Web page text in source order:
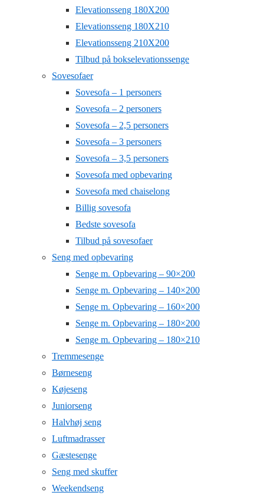
Elevationsseng 180X200
Elevationsseng 180X210
Elevationsseng 210X200
Tilbud på bokselevationssenge
Sovesofaer
Sovesofa – 1 personers
Sovesofa – 2 personers
Sovesofa – 2,5 personers
Sovesofa – 3 personers
Sovesofa – 3,5 personers
Sovesofa med opbevaring
Sovesofa med chaiselong
Billig sovesofa
Bedste sovesofa
Tilbud på sovesofaer
Seng med opbevaring
Senge m. Opbevaring – 90×200
Senge m. Opbevaring – 140×200
Senge m. Opbevaring – 160×200
Senge m. Opbevaring – 180×200
Senge m. Opbevaring – 180×210
Tremmesenge
Børneseng
Køjeseng
Juniorseng
Halvhøj seng
Luftmadrasser
Gæstesenge
Seng med skuffer
Weekendseng